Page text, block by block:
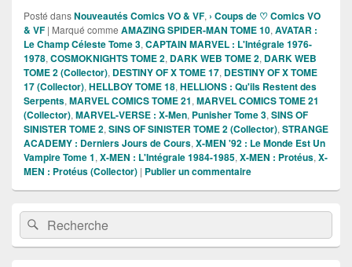
Posté dansNouveautés Comics VO & VF, › Coups de ♡ Comics VO
& VF | Marqué comme AMAZING SPIDER-MAN TOME 10, AVATAR :
Le Champ Céleste Tome 3, CAPTAIN MARVEL : L'Intégrale 1976-
1978, COSMOKNIGHTS TOME 2, DARK WEB TOME 2, DARK WEB
TOME 2 (Collector), DESTINY OF X TOME 17, DESTINY OF X TOME
17 (Collector), HELLBOY TOME 18, HELLIONS : Qu'ils Restent des
Serpents, MARVEL COMICS TOME 21, MARVEL COMICS TOME 21
(Collector), MARVEL-VERSE : X-Men, Punisher Tome 3, SINS OF
SINISTER TOME 2, SINS OF SINISTER TOME 2 (Collector), STRANGE
ACADEMY : Derniers Jours de Cours, X-MEN '92 : Le Monde Est Un
Vampire Tome 1, X-MEN : L'Intégrale 1984-1985, X-MEN : Protéus, X-
MEN : Protéus (Collector) | Publier un commentaire
Zone
principale
de
widget
Recherche :Rechercher